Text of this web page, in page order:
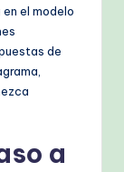
el modelo
de
a